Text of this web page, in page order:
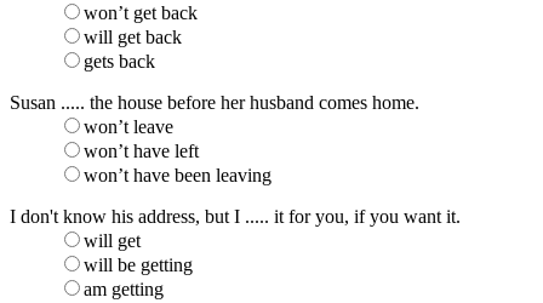
won’t get back
will get back
gets back
Susan ..... the house before her husband comes home.
won’t leave
won’t have left
won’t have been leaving
I don't know his address, but I ..... it for you, if you want it.
will get
will be getting
am getting